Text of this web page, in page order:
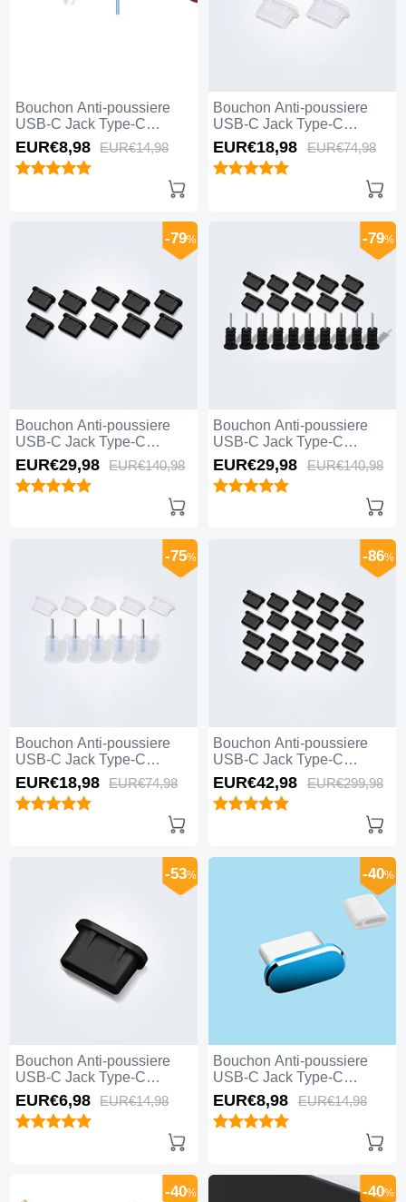
Bouchon Anti-poussiere
USB-C Jack Type-C
Universel H12 pour Apple
iPhone 15 Pro Bleu
EUR€8,98 EUR€14,98
Bouchon Anti-poussiere
USB-C Jack Type-C
Universel 5PCS H01 pour
Apple iPhone 15 Pro Blanc
EUR€18,98 EUR€74,98
Bouchon Anti-poussiere
USB-C Jack Type-C
Universel 10PCS H01 pour
Apple iPhone 15 Pro Noir
-79%
EUR€29,98 EUR€140,98
Bouchon Anti-poussiere
USB-C Jack Type-C
Universel 10PCS pour
Apple iPhone 15 Pro Noir
-79%
EUR€29,98 EUR€140,98
Bouchon Anti-poussiere
USB-C Jack Type-C
Universel 5PCS pour
Apple iPhone 15 Pro Blanc
-75%
EUR€18,98 EUR€74,98
Bouchon Anti-poussiere
USB-C Jack Type-C
Universel 20PCS pour
Apple iPhone 15 Pro Noir
-86%
EUR€42,98 EUR€299,98
Bouchon Anti-poussiere
USB-C Jack Type-C
Universel H11 pour Apple
iPhone 15 Pro Noir
-53%
EUR€6,98 EUR€14,98
Bouchon Anti-poussiere
USB-C Jack Type-C
Universel H10 pour Apple
iPhone 15 Pro Bleu
-40%
EUR€8,98 EUR€14,98
-40% -40%